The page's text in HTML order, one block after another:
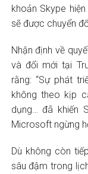
khoản Skype
sẽ được chuyển
Nhận định về
và đổi mới tại
rằng: “Sự phát
không theo kịp
dụng… đã khiến
Microsoft ngừng
Dù không còn
sâu đậm trong